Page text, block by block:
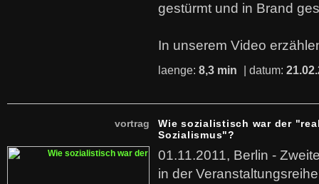
gestürmt und in Brand
In unserem Video
laenge: 8,3 min | datum:
vortrag
Wie sozialistisch war der
Sozialismus"?
01.11.2011, Berlin -
in der